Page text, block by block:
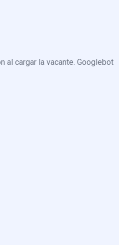
al cargar la vacante. Googlebot